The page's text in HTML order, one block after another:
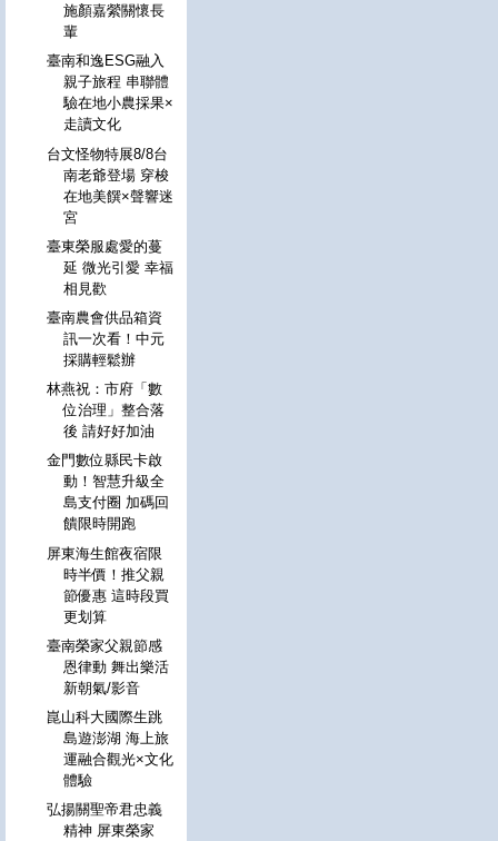
施顏嘉縈關懷長
輩
臺南和逸ESG融入
親子旅程 串聯體
驗在地小農採果×
走讀文化
台文怪物特展8/8台
南老爺登場 穿梭
在地美饌×聲響迷
宮
臺東榮服處愛的蔓
延 微光引愛 幸福
相見歡
臺南農會供品箱資
訊一次看！中元
採購輕鬆辦
林燕祝：市府「數
位治理」整合落
後 請好好加油
金門數位縣民卡啟
動！智慧升級全
島支付圈 加碼回
饋限時開跑
屏東海生館夜宿限
時半價！推父親
節優惠 這時段買
更划算
臺南榮家父親節感
恩律動 舞出樂活
新朝氣/影音
崑山科大國際生跳
島遊澎湖 海上旅
運融合觀光×文化
體驗
弘揚關聖帝君忠義
精神 屏東榮家